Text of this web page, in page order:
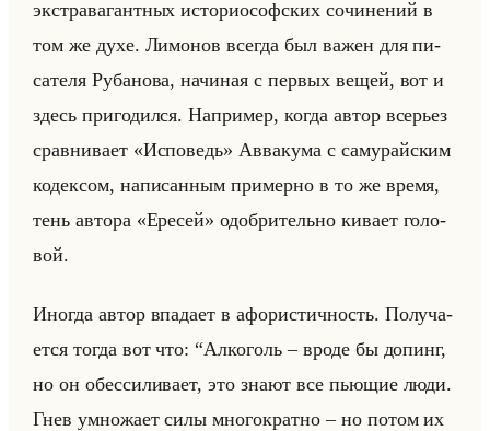
экс­тра­ва­гант­ных ис­то­риософ­ских со­чи­не­ний в
том же духе. Ли­мо­нов все­гда был важен для пи­
са­те­ля Ру­ба­но­ва, на­чи­ная с пер­вых вещей, вот и
здесь при­го­дил­ся. На­при­мер, когда автор все­рьез
срав­ни­ва­ет «Исповедь» Ав­ва­ку­ма с са­му­райским
ко­дек­сом, на­пи­сан­ным при­мер­но в то же время,
тень ав­то­ра «Ересей» одоб­ри­тельно ки­ва­ет го­ло­
вой.
Ино­гда автор впа­да­ет в афо­ри­стич­ность. По­лу­ча­
ет­ся тогда вот что: “Ал­ко­голь – вроде бы до­пинг,
но он обес­си­ли­ва­ет, это знают все пью­щие люди.
Гнев умно­жа­ет силы мно­го­крат­но – но потом их